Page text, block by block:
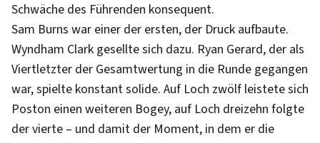
Schwäche des Führenden konsequent.
Sam Burns war einer der ersten, der Druck aufbaute.
Wyndham Clark gesellte sich dazu. Ryan Gerard, der als
Viertletzter der Gesamtwertung in die Runde gegangen
war, spielte konstant solide. Auf Loch zwölf leistete sich
Poston einen weiteren Bogey, auf Loch dreizehn folgte
der vierte – und damit der Moment, in dem er die